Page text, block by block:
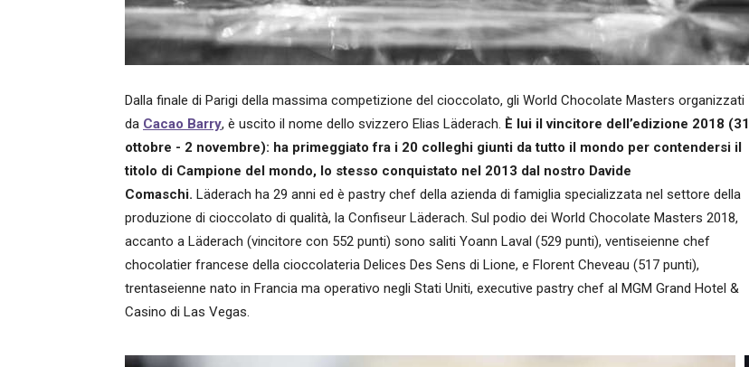
Dalla finale di Parigi della massima competizione del cioccolato, gli World Chocolate Masters organizzati
da Cacao Barry, è uscito il nome dello svizzero Elias Läderach. È lui il vincitore dell’edizione 2018 (31
ottobre - 2 novembre): ha primeggiato fra i 20 colleghi giunti da tutto il mondo per contendersi il
titolo di Campione del mondo, lo stesso conquistato nel 2013 dal nostro Davide
Comaschi. Läderach ha 29 anni ed è pastry chef della azienda di famiglia specializzata nel settore della
produzione di cioccolato di qualità, la Confiseur Läderach. Sul podio dei World Chocolate Masters 2018,
accanto a Läderach (vincitore con 552 punti) sono saliti Yoann Laval (529 punti), ventiseienne chef
chocolatier francese della cioccolateria Delices Des Sens di Lione, e Florent Cheveau (517 punti),
trentaseienne nato in Francia ma operativo negli Stati Uniti, executive pastry chef al MGM Grand Hotel &
Casino di Las Vegas.